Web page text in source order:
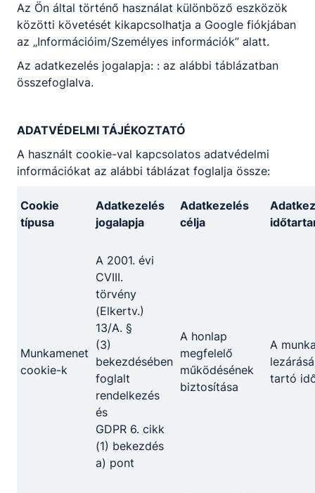
vendéglátás területe, a szervezés és logisztika,
valamint szeretnek emberekkel dolgozni. A
szakképzettséggel a végzett szakemberek
kiválóan el tudnak helyezkedni a munkaerőpiacon.
A végzett fiatalok számára nyitva van az út a
szakirányú tanulmányok folytatására.
Kiváló kommunikációs készség, jó
problémamegoldó képesség, állóképesség, nagy
szervezőkészség, együttműködő képesség.
A SZAKKÉPZETTSÉGGEL RENDELKEZŐ
elvégzi az üzemeltetéssel kapcsolatos
teendőket;
ﬁgyelemmel kíséri az árukészletet, részt
vesz az áru szakszerű minőségi és
mennyiségi átvételében, tárolásában és
dokumentálásában;
ismerteti a választékot, ételeket ajánl az
allergének ﬁgyelembevételével, italokat
ajánl, azokat párosítja a vendég által
megrendelt ételekhez;
felveszi a rendelést;
felszolgál, a különböző felszolgálási
Az Ön által történő használat különböző eszközök
közötti követését kikapcsolhatja a Google fiókjában
az „Információim/Személyes információk” alatt.
Az adatkezelés jogalapja: : az alábbi táblázatban
összefoglalva.
ADATVÉDELMI TÁJÉKOZTATÓ
A használt cookie-val kapcsolatos adatvédelmi
információkat az alábbi táblázat foglalja össze:
Cookie
típusa
Adatkezelés
jogalapja
Adatkezelés
célja
Munkamenet
cookie-k
A 2001. évi
CVIII.
törvény
(Elkertv.)
13/A. §
(3)
bekezdésében
foglalt
rendelkezés
és
GDPR 6. cikk
(1) bekezdés
a) pont
A honlap
megfelelő
működésének
biztosítása
A
tartó